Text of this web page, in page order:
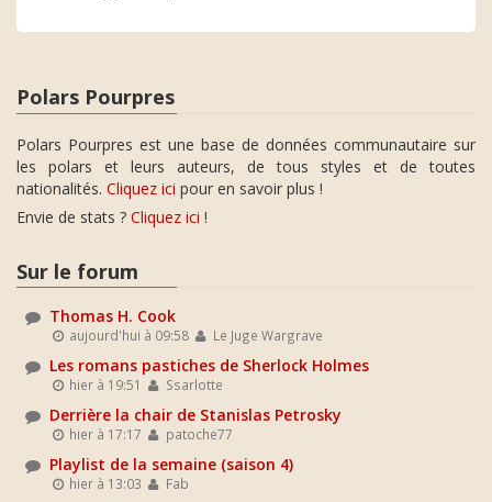
Polars Pourpres
Polars Pourpres est une base de données communautaire sur
les polars et leurs auteurs, de tous styles et de toutes
nationalités. Cliquez ici pour en savoir plus !
Envie de stats ? Cliquez ici !
Sur le forum
Thomas H. Cook
aujourd'hui à 09:58 Le Juge Wargrave
Les romans pastiches de Sherlock Holmes
hier à 19:51 Ssarlotte
Derrière la chair de Stanislas Petrosky
hier à 17:17 patoche77
Playlist de la semaine (saison 4)
hier à 13:03 Fab